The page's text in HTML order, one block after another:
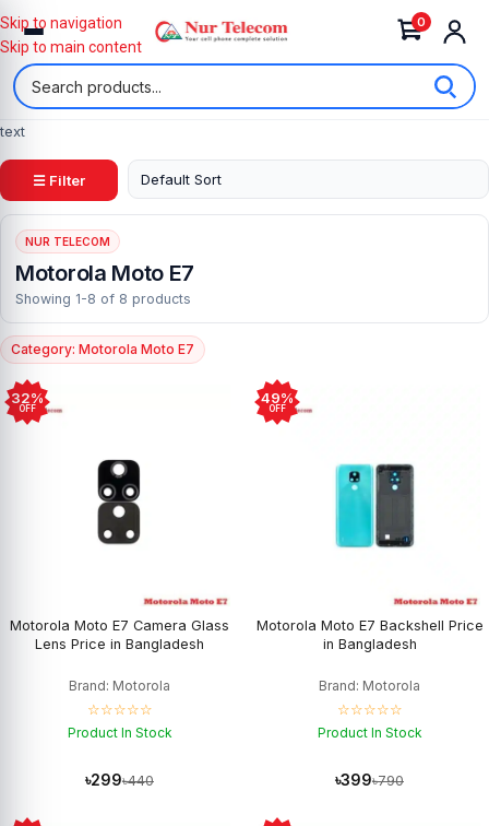
0
Skip to navigation
Skip to main content
text
☰ Filter
NUR TELECOM
Motorola Moto E7
Showing 1-8 of 8 products
Category: Motorola Moto E7
32%
OFF
Motorola Moto E7 Camera Glass
Lens Price in Bangladesh
Brand: Motorola
☆☆☆☆☆
Product In Stock
৳299৳440
49%
OFF
Motorola Moto E7 Backshell Price
in Bangladesh
Brand: Motorola
☆☆☆☆☆
Product In Stock
৳399৳790